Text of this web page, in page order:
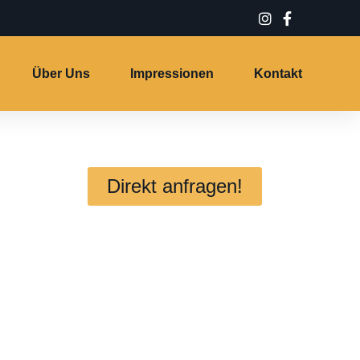
Über Uns Impressionen Kontakt
Direkt anfragen!